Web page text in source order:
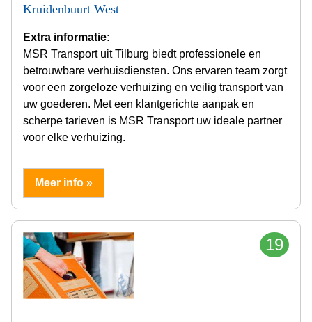
Kruidenbuurt West
Extra informatie:
MSR Transport uit Tilburg biedt professionele en
betrouwbare verhuisdiensten. Ons ervaren team zorgt
voor een zorgeloze verhuizing en veilig transport van
uw goederen. Met een klantgerichte aanpak en
scherpe tarieven is MSR Transport uw ideale partner
voor elke verhuizing.
Meer info »
19